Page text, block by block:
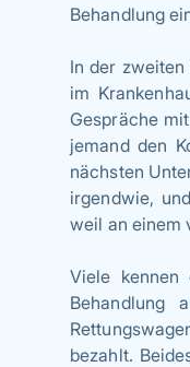
Behandlung
In der
im
Gespräche
jemand den
nächsten
irgendwie,
weil an einem
Viele kennen
Behandlung
bezahlt.